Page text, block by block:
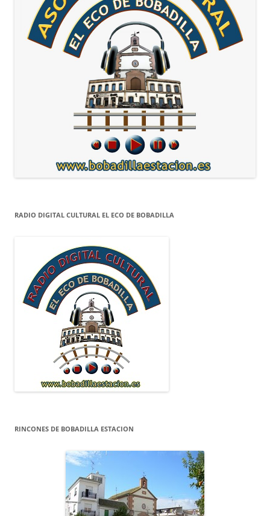
RADIO DIGITAL CULTURAL EL ECO DE BOBADILLA
RINCONES DE BOBADILLA ESTACION